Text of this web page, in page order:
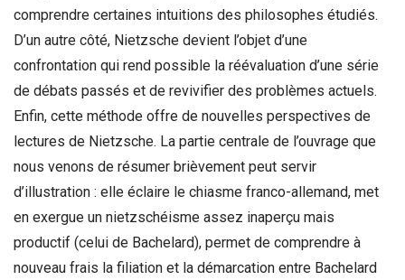
comprendre certaines intuitions des philosophes étudiés.
D’un autre côté, Nietzsche devient l’objet d’une
confrontation qui rend possible la réévaluation d’une série
de débats passés et de revivifier des problèmes actuels.
Enfin, cette méthode offre de nouvelles perspectives de
lectures de Nietzsche. La partie centrale de l’ouvrage que
nous venons de résumer brièvement peut servir
d’illustration : elle éclaire le chiasme franco-allemand, met
en exergue un nietzschéisme assez inaperçu mais
productif (celui de Bachelard), permet de comprendre à
nouveau frais la filiation et la démarcation entre Bachelard